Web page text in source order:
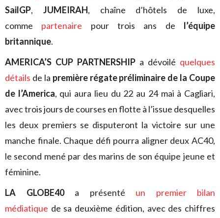
SailGP, JUMEIRAH, chaîne d’hôtels de luxe,
comme partenaire pour trois ans de l’équipe
britannique.
AMERICA’S CUP PARTNERSHIP a dévoilé quelques
détails de la première régate préliminaire de la Coupe
de l’America, qui aura lieu du 22 au 24 mai à Cagliari,
avec trois jours de courses en flotte à l’issue desquelles
les deux premiers se disputeront la victoire sur une
manche finale. Chaque défi pourra aligner deux AC40,
le second mené par des marins de son équipe jeune et
féminine.
LA GLOBE40a présenté un premier bilan
médiatique de sa deuxième édition, avec des chiffres